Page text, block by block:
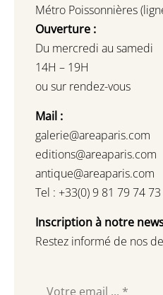
Métro Poissonnières
Ouverture :
Du mercredi au samedi
14H – 19H
ou sur rendez-vous
Mail :
galerie@areaparis.com
editions@areaparis.com
antique@areaparis.com
Tel : +33(0) 9 81 79 74 73
Inscription à notre
Restez informé de nos